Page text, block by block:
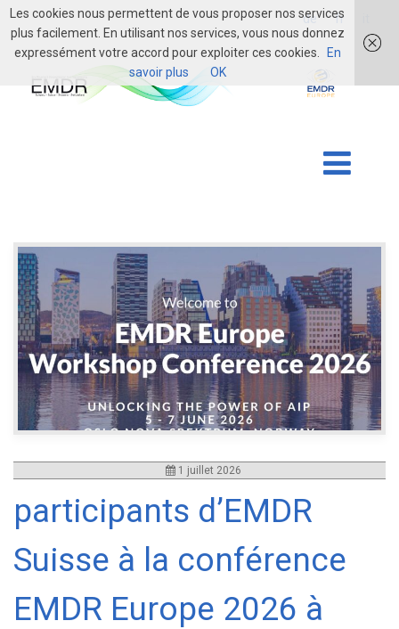
login de fr
1 juillet 2026
participants d’EMDR
Suisse à la conférence
EMDR Europe 2026 à
Les cookies nous permettent de vous proposer nos services
plus facilement. En utilisant nos services, vous nous donnez
expressément votre accord pour exploiter ces cookies.
En
savoir plus
OK